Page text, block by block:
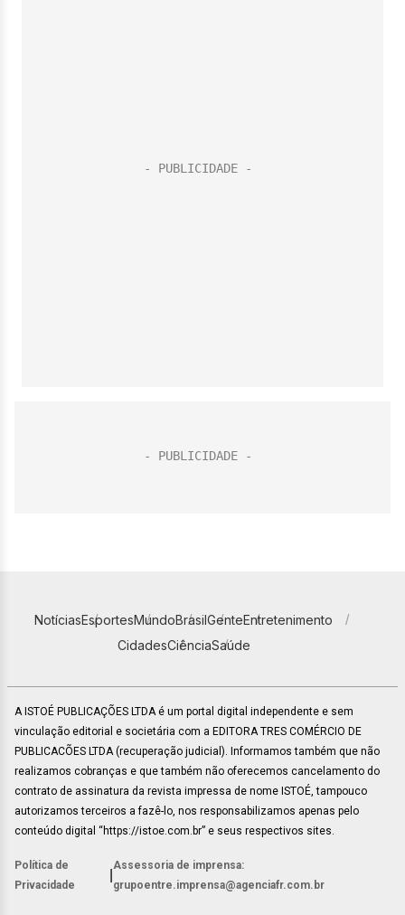
NotíciasEsportesMundoBrasilGenteEntretenimento
CidadesCiênciaSaúde
A ISTOÉ PUBLICAÇÕES LTDA é um portal digital independente e sem
vinculação editorial e societária com a EDITORA TRES COMÉRCIO DE
PUBLICACÕES LTDA (recuperação judicial). Informamos também que não
realizamos cobranças e que também não oferecemos cancelamento do
contrato de assinatura da revista impressa de nome ISTOÉ, tampouco
autorizamos terceiros a fazê-lo, nos responsabilizamos apenas pelo
conteúdo digital “https://istoe.com.br” e seus respectivos sites.
Política de
Privacidade
Assessoria de imprensa:
grupoentre.imprensa@agenciafr.com.br